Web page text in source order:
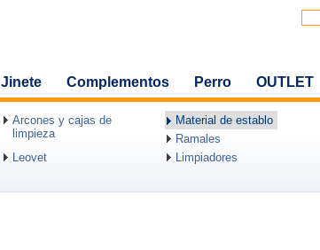
Jinete Complementos Perro OUTLET
Arcones y cajas de
limpieza
Material de establo
Ramales
Leovet Limpiadores